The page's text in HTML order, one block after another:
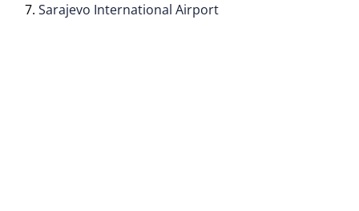
Sarajevo International Airport